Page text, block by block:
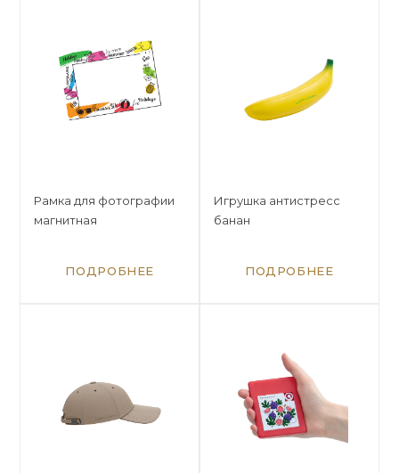
Рамка для фотографии
магнитная
ПОДРОБНЕЕ
Игрушка антистресс
банан
ПОДРОБНЕЕ